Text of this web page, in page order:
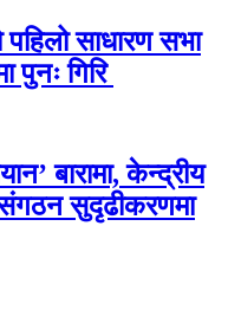
साधारण सभा
पुनः गिरि
बारामा, केन्द्रीय
संगठन सुदृढीकरणमा